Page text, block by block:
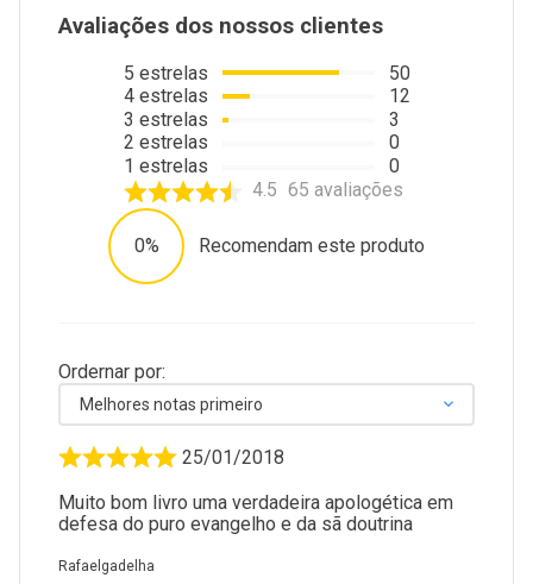
Avaliações dos nossos clientes
5 estrelas
4 estrelas
3 estrelas
2 estrelas
1 estrelas
50
12
3
0
0
4.5 65 avaliações
0% Recomendam este produto
Ordernar por:
Melhores notas primeiro
25/01/2018
Muito bom livro uma verdadeira apologética em
defesa do puro evangelho e da sã doutrina
Rafaelgadelha